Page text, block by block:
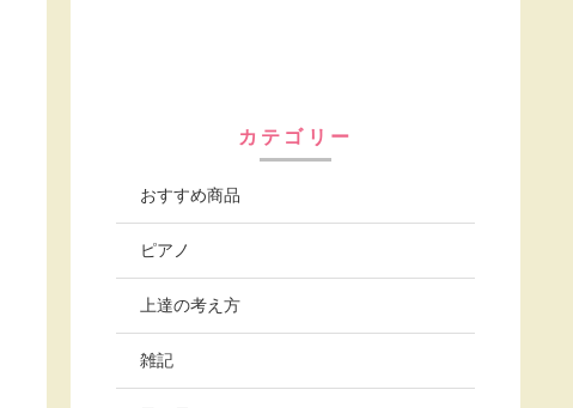
カテゴリー
おすすめ商品
ピアノ
上達の考え方
雑記